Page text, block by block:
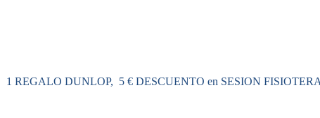
REGALO DUNLOP, 5 € DESCUENTO en SESION